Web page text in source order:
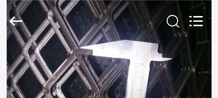
HUIS
PRODUCTEN
yuanhai
wire
mesh
products
Co.,
Ltd.
Reserved.